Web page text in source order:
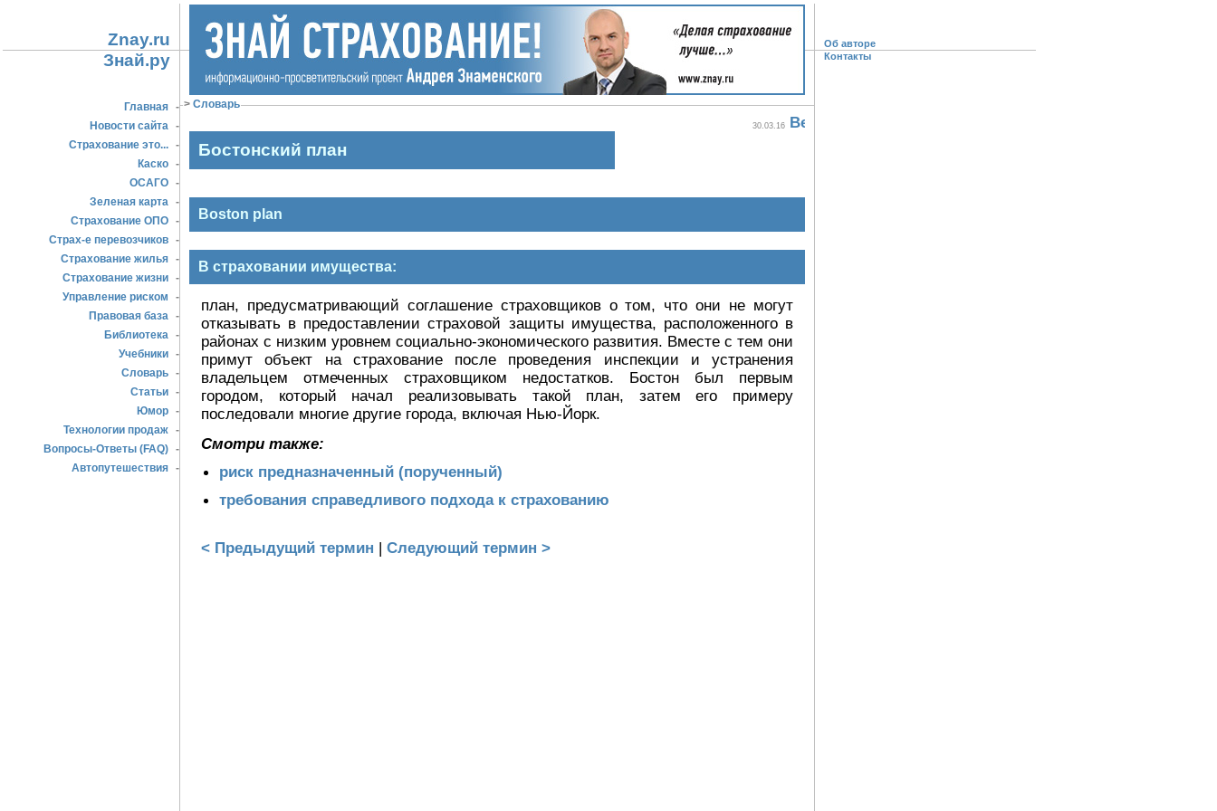
Znay.ru Об авторе
Знай.ру Контакты
Главная -
Новости сайта -
Страхование это... -
Каско -
ОСАГО -
Зеленая карта -
Страхование ОПО -
Страх-е перевозчиков -
Страхование жилья -
Страхование жизни -
Управление риском
-
Правовая база -
Библиотека -
Учебники -
Словарь -
Статьи -
Юмор -
Технологии продаж -
Вопросы-Ответы (FAQ) -
Автопутешествия -
> Словарь
Бостонский план
30.03.16
Boston plan
В страховании имущества:
план, предусматривающий соглашение страховщиков о том, что они не могут
отказывать в предоставлении страховой защиты имущества, расположенного в
районах с низким уровнем социально-экономического развития. Вместе с тем они
примут объект на страхование после проведения инспекции и устранения
владельцем отмеченных страховщиком недостатков. Бостон был первым
городом, который начал реализовывать такой план, затем его примеру
последовали многие другие города, включая Нью-Йорк.
Смотри также:
риск предназначенный (порученный)
требования справедливого подхода к страхованию
< Предыдущий термин | Следующий термин >